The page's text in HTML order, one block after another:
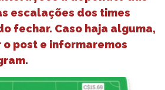
escalações dos times
fechar. Caso haja alguma,
post e informaremos